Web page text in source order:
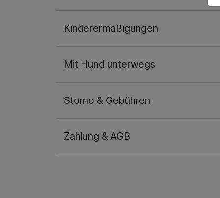
2 Erwachsene
Kinderermäßigungen
Mit Hund unterwegs
Storno & Gebühren
Zahlung & AGB